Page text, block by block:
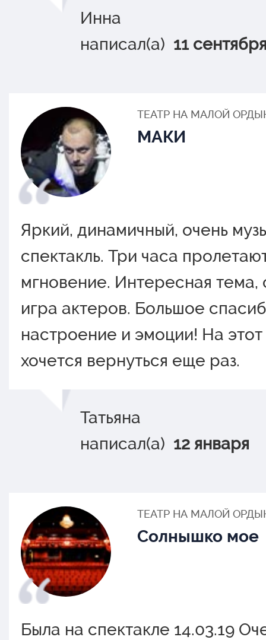
Инна
написал(а) 11
ТЕАТР НА МАЛОЙ
МАКИ
Яркий, динамичный, очень
спектакль. Три часа
мгновение. Интересная тема,
игра актеров. Большое
настроение и эмоции! На этот
хочется вернуться еще раз.
Татьяна
написал(а) 12 января
ТЕАТР НА МАЛОЙ
Солнышко мое
Была на спектакле 14.03.19